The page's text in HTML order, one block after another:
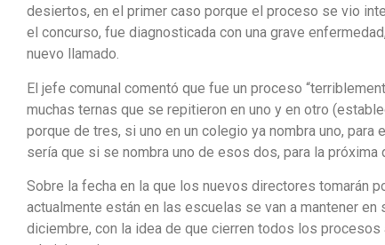
desiertos, en el primer caso porque el proceso se vio
el concurso, fue diagnosticada con una grave
nuevo llamado.
El jefe comunal comentó que fue un proceso
muchas ternas que se repitieron en uno y en otro
porque de tres, si uno en un colegio ya nombra uno,
sería que si se nombra uno de esos dos, para la próxima
Sobre la fecha en la que los nuevos directores tomarán
actualmente están en las escuelas se van a mantener
diciembre, con la idea de que cierren todos los